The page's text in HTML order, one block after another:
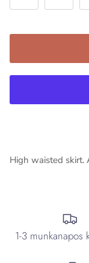
High waisted skirt.
1-3 munkanapos